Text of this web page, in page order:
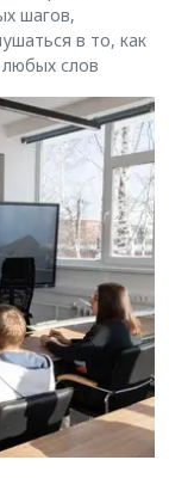
шагов,
в то, как
слов